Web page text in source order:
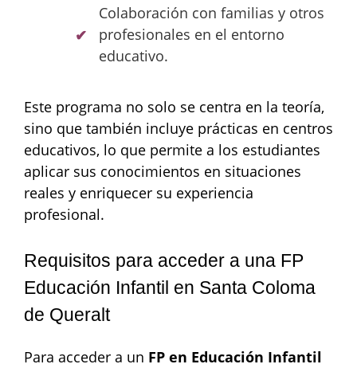
Colaboración con familias y otros
profesionales en el entorno
educativo.
Este programa no solo se centra en la teoría,
sino que también incluye prácticas en centros
educativos, lo que permite a los estudiantes
aplicar sus conocimientos en situaciones
reales y enriquecer su experiencia
profesional.
Requisitos para acceder a una FP
Educación Infantil en Santa Coloma
de Queralt
Para acceder a un FP en Educación Infantil